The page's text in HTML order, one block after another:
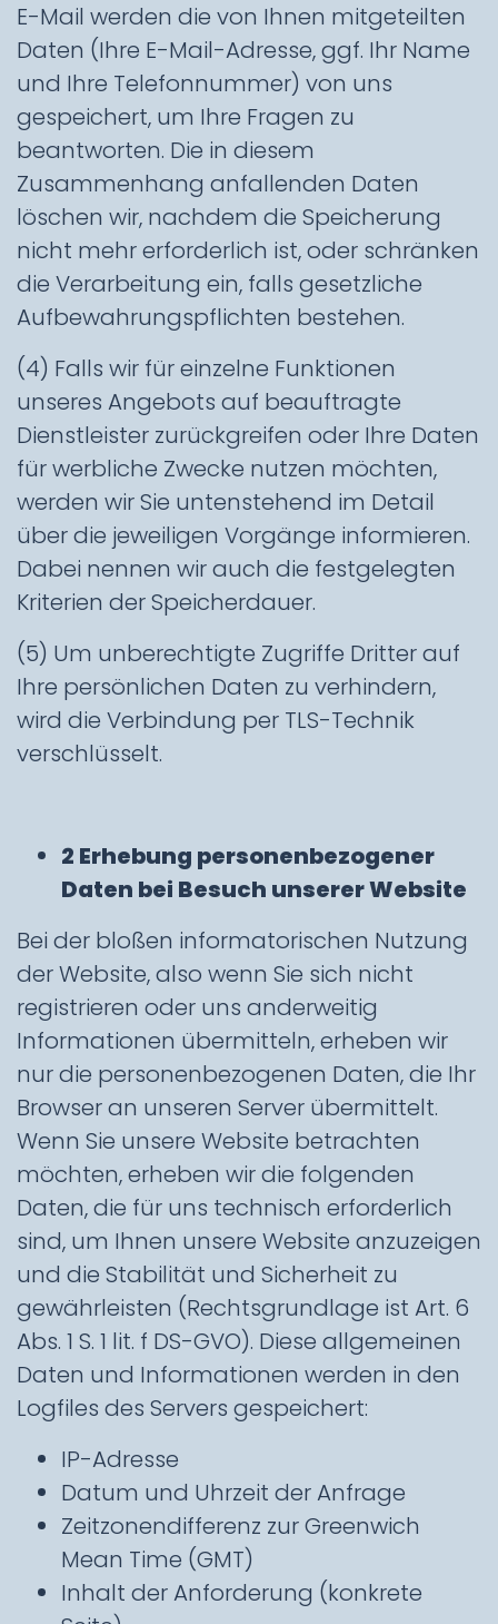
E-Mail werden die von Ihnen mitgeteilten
Daten (Ihre E-Mail-Adresse, ggf. Ihr Name
und Ihre Telefonnummer) von uns
gespeichert, um Ihre Fragen zu
beantworten. Die in diesem
Zusammenhang anfallenden Daten
löschen wir, nachdem die Speicherung
nicht mehr erforderlich ist, oder schränken
die Verarbeitung ein, falls gesetzliche
Aufbewahrungspflichten bestehen.
(4) Falls wir für einzelne Funktionen
unseres Angebots auf beauftragte
Dienstleister zurückgreifen oder Ihre Daten
für werbliche Zwecke nutzen möchten,
werden wir Sie untenstehend im Detail
über die jeweiligen Vorgänge informieren.
Dabei nennen wir auch die festgelegten
Kriterien der Speicherdauer.
(5) Um unberechtigte Zugriffe Dritter auf
Ihre persönlichen Daten zu verhindern,
wird die Verbindung per TLS-Technik
verschlüsselt.
2 Erhebung personenbezogener
Daten bei Besuch unserer Website
Bei der bloßen informatorischen Nutzung
der Website, also wenn Sie sich nicht
registrieren oder uns anderweitig
Informationen übermitteln, erheben wir
nur die personenbezogenen Daten, die Ihr
Browser an unseren Server übermittelt.
Wenn Sie unsere Website betrachten
möchten, erheben wir die folgenden
Daten, die für uns technisch erforderlich
sind, um Ihnen unsere Website anzuzeigen
und die Stabilität und Sicherheit zu
gewährleisten (Rechtsgrundlage ist Art. 6
Abs. 1 S. 1 lit. f DS-GVO). Diese allgemeinen
Daten und Informationen werden in den
Logfiles des Servers gespeichert:
IP-Adresse
Datum und Uhrzeit der Anfrage
Zeitzonendifferenz zur Greenwich
Mean Time (GMT)
Inhalt der Anforderung (konkrete